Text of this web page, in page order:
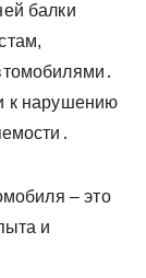
балки
к нарушению
– это
и